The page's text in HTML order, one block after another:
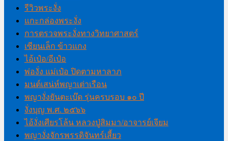
รีวิวพระงั่ง
แกะกล่องพระงั่ง
การตรวจพระงั่งทางวิทยาศาสตร์
เซียนเล็ก ข้าวแกง
ไอ้เป๋อ/อีเป๋อ
พ่องั่ง แม่เป๋อ ปิดตามหาลาภ
มนต์เสน่ห์พญาเต่าเรือน
พญางั่งยันตะเบ๊ด รุ่นครบรอบ ๑๐ ปี
งั่งบุญ พ.ศ. ๒๕๖๖
ไอ้งั่งเศียรโล้น หลวงปู่สิมมา/อาจารย์เจียม
พญางั่งจักรพรรดิจันทร์เสี้ยว